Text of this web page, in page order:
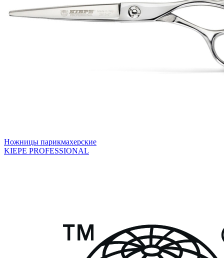
Ножницы парикмахерские
KIEPE PROFESSIONAL